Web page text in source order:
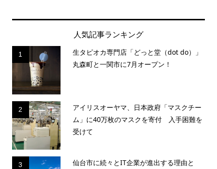
人気記事ランキング
1
生タピオカ専門店「どっと堂（dot do）」
丸森町と一関市に7月オープン！
2
アイリスオーヤマ、日本政府「マスクチー
ム」に40万枚のマスクを寄付 入手困難を
受けて
3
仙台市に続々とIT企業が進出する理由と